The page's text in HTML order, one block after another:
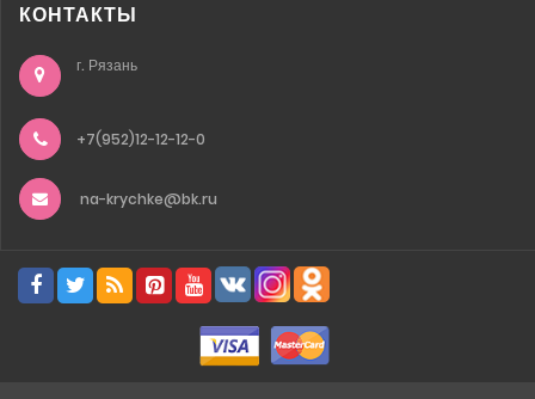
КОНТАКТЫ
г. Рязань
+7(952)12-12-12-0
na-krychke@bk.ru